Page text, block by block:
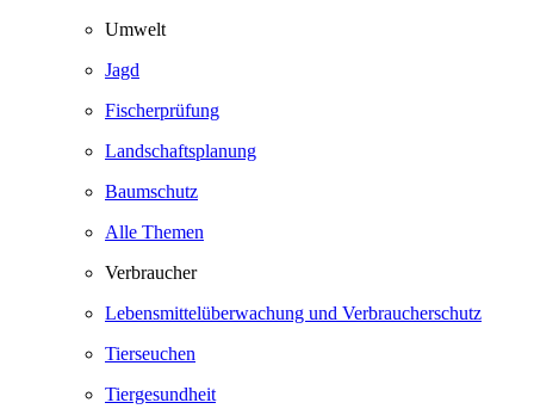
Umwelt
Jagd
Fischerprüfung
Landschaftsplanung
Baumschutz
Alle Themen
Verbraucher
Lebensmittelüberwachung und Verbraucherschutz
Tierseuchen
Tiergesundheit